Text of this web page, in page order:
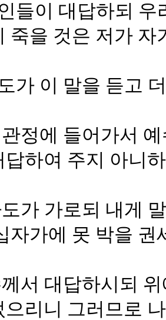
들이 대답하되
죽을 것은 저가
가 이 말을 듣고
정에 들어가서
답하여 주지 아니
도가 가로되 내게
자가에 못 박을 권
께서 대답하시되
으리니 그러므로